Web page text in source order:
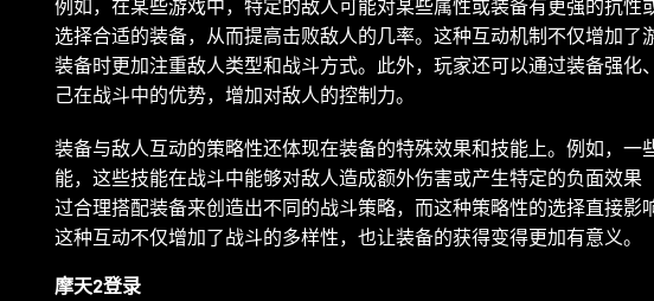
例如，在某些游戏中，特定的敌人可能对某些属性或装备有更强的抗性
选择合适的装备，从而提高击败敌人的几率。这种互动机制不仅增加了
装备时更加注重敌人类型和战斗方式。此外，玩家还可以通过装备强化
己在战斗中的优势，增加对敌人的控制力。
装备与敌人互动的策略性还体现在装备的特殊效果和技能上。例如，一
能，这些技能在战斗中能够对敌人造成额外伤害或产生特定的负面效果
过合理搭配装备来创造出不同的战斗策略，而这种策略性的选择直接影
这种互动不仅增加了战斗的多样性，也让装备的获得变得更加有意义。
摩天2登录